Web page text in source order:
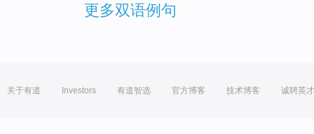
更多双语例句
关于有道 Investors 有道智选 官方博客 技术博客 诚聘英才